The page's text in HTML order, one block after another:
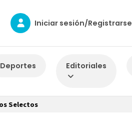
Iniciar sesión/Registrarse
Deportes Editoriales
Selectos